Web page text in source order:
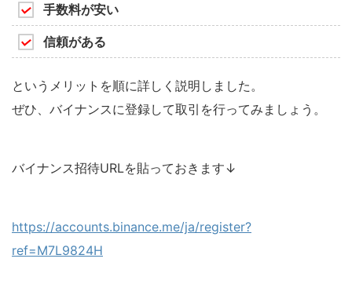
手数料が安い
信頼がある
というメリットを順に詳しく説明しました。
ぜひ、バイナンスに登録して取引を行ってみましょう。
バイナンス招待URLを貼っておきます↓
https://accounts.binance.me/ja/register?
ref=M7L9824H